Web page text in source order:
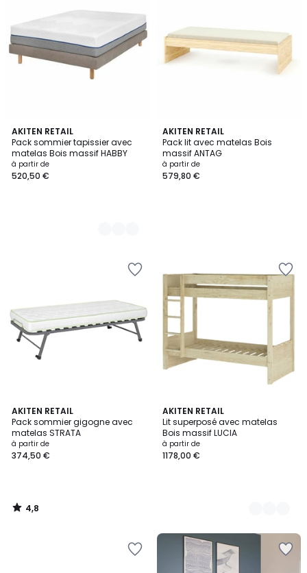
AKITEN RETAIL
Pack sommier tapissier avec
matelas Bois massif HABBY
à partir de
520,50 €
3
Couleurs
AKITEN RETAIL
Pack lit avec matelas Bois
massif ANTAG
à partir de
579,80 €
AKITEN RETAIL
Pack sommier gigogne avec
matelas STRATA
à partir de
374,50 €
4,8
/ 5
4,8
/
AKITEN RETAIL
Lit superposé avec matelas
Bois massif LUCIA
à partir de
1178,00 €
2
Couleurs